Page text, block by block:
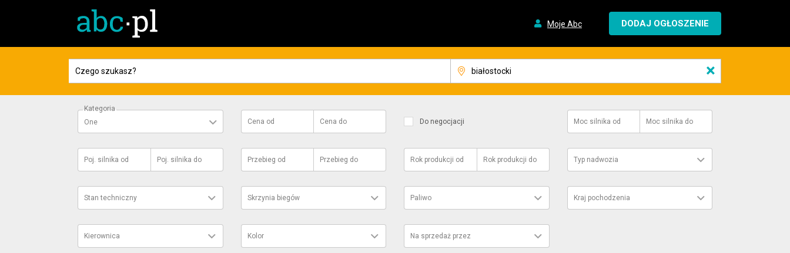
Moje Abc DODAJ OGŁOSZENIE
×
Kategoria
One
Cena od Cena do Do negocjacji Moc silnika od Moc silnika do
Poj. silnika od Poj. silnika do Przebieg od Przebieg do Rok produkcji od Rok produkcji do Typ nadwozia
Stan techniczny Skrzynia biegów Paliwo Kraj pochodzenia
Kierownica Kolor Na sprzedaż przez